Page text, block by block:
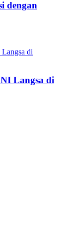
dengan
Langsa di